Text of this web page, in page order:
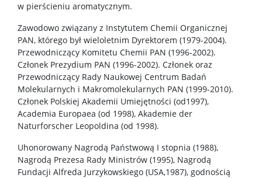
Koła naukowe
Oprogramowanie
STUDENT STUDENTOWI
Doktoranci
Szkoła Doktorska Nauk Ścisłych i Przyrodniczych
w pierścieniu aromatycznym.
Zawodowo związany z Instytutem Chemii Organicznej
PAN, którego był wieloletnim Dyrektorem (1979-2004).
Przewodniczący Komitetu Chemii PAN (1996-2002).
Członek Prezydium PAN (1996-2002). Członek oraz
Przewodniczący Rady Naukowej Centrum Badań
Molekularnych i Makromolekularnych PAN (1999-2010).
Członek Polskiej Akademii Umiejętności (od1997),
Academia Europaea (od 1998), Akademie der
Naturforscher Leopoldina (od 1998).
Uhonorowany Nagrodą Państwową I stopnia (1988),
Nagrodą Prezesa Rady Ministrów (1995), Nagrodą
Fundacji Alfreda Jurzykowskiego (USA,1987), godnością